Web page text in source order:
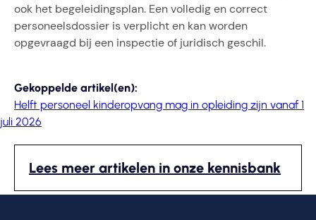
ook het begeleidingsplan. Een volledig en correct
personeelsdossier is verplicht en kan worden
opgevraagd bij een inspectie of juridisch geschil.
Gekoppelde artikel(en):
Helft personeel kinderopvang mag in opleiding zijn vanaf 1
juli 2026
Lees meer artikelen in onze kennisbank